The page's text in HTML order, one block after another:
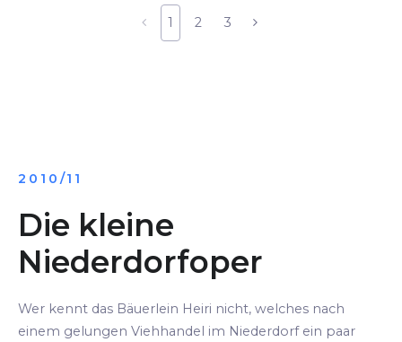
1 2 3
2010/11
Die kleine
Niederdorfoper
Wer kennt das Bäuerlein Heiri nicht, welches nach
einem gelungen Viehhandel im Niederdorf ein paar